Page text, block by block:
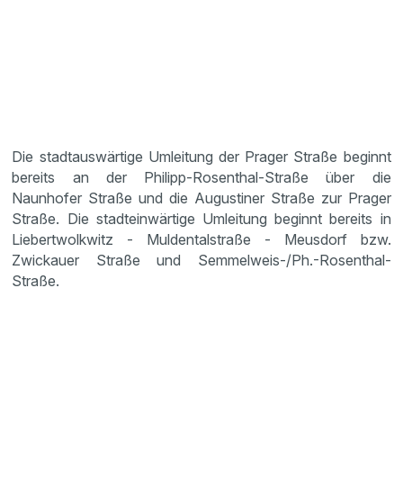
Die stadtauswärtige Umleitung der Prager Straße beginnt
bereits an der Philipp-Rosenthal-Straße über die
Naunhofer Straße und die Augustiner Straße zur Prager
Straße. Die stadteinwärtige Umleitung beginnt bereits in
Liebertwolkwitz - Muldentalstraße - Meusdorf bzw.
Zwickauer Straße und Semmelweis-/Ph.-Rosenthal-
Straße.